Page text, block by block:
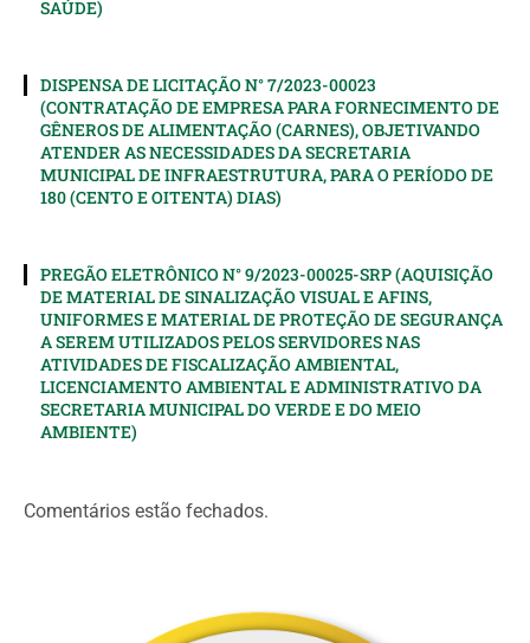
SAÚDE)
DISPENSA DE LICITAÇÃO N° 7/2023-00023
(CONTRATAÇÃO DE EMPRESA PARA FORNECIMENTO DE
GÊNEROS DE ALIMENTAÇÃO (CARNES), OBJETIVANDO
ATENDER AS NECESSIDADES DA SECRETARIA
MUNICIPAL DE INFRAESTRUTURA, PARA O PERÍODO DE
180 (CENTO E OITENTA) DIAS)
PREGÃO ELETRÔNICO N° 9/2023-00025-SRP (AQUISIÇÃO
DE MATERIAL DE SINALIZAÇÃO VISUAL E AFINS,
UNIFORMES E MATERIAL DE PROTEÇÃO DE SEGURANÇA
A SEREM UTILIZADOS PELOS SERVIDORES NAS
ATIVIDADES DE FISCALIZAÇÃO AMBIENTAL,
LICENCIAMENTO AMBIENTAL E ADMINISTRATIVO DA
SECRETARIA MUNICIPAL DO VERDE E DO MEIO
AMBIENTE)
Comentários estão fechados.